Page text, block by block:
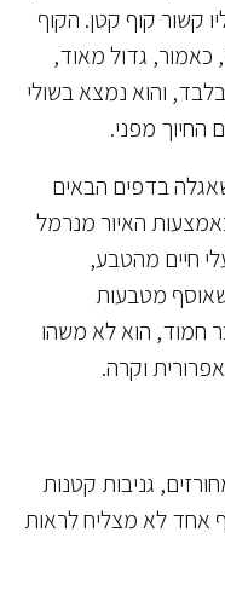
קוף קטן. הקוף
גדול מאוד,
סנטימטר בלבד, והוא נמצא בשולי
מפני.
בדפים הבאים
האיור מנרמל
מהטבע,
מטבעות
חמוד, הוא לא משהו
וקרה.
גניבות קטנות
לא מצליח לראות